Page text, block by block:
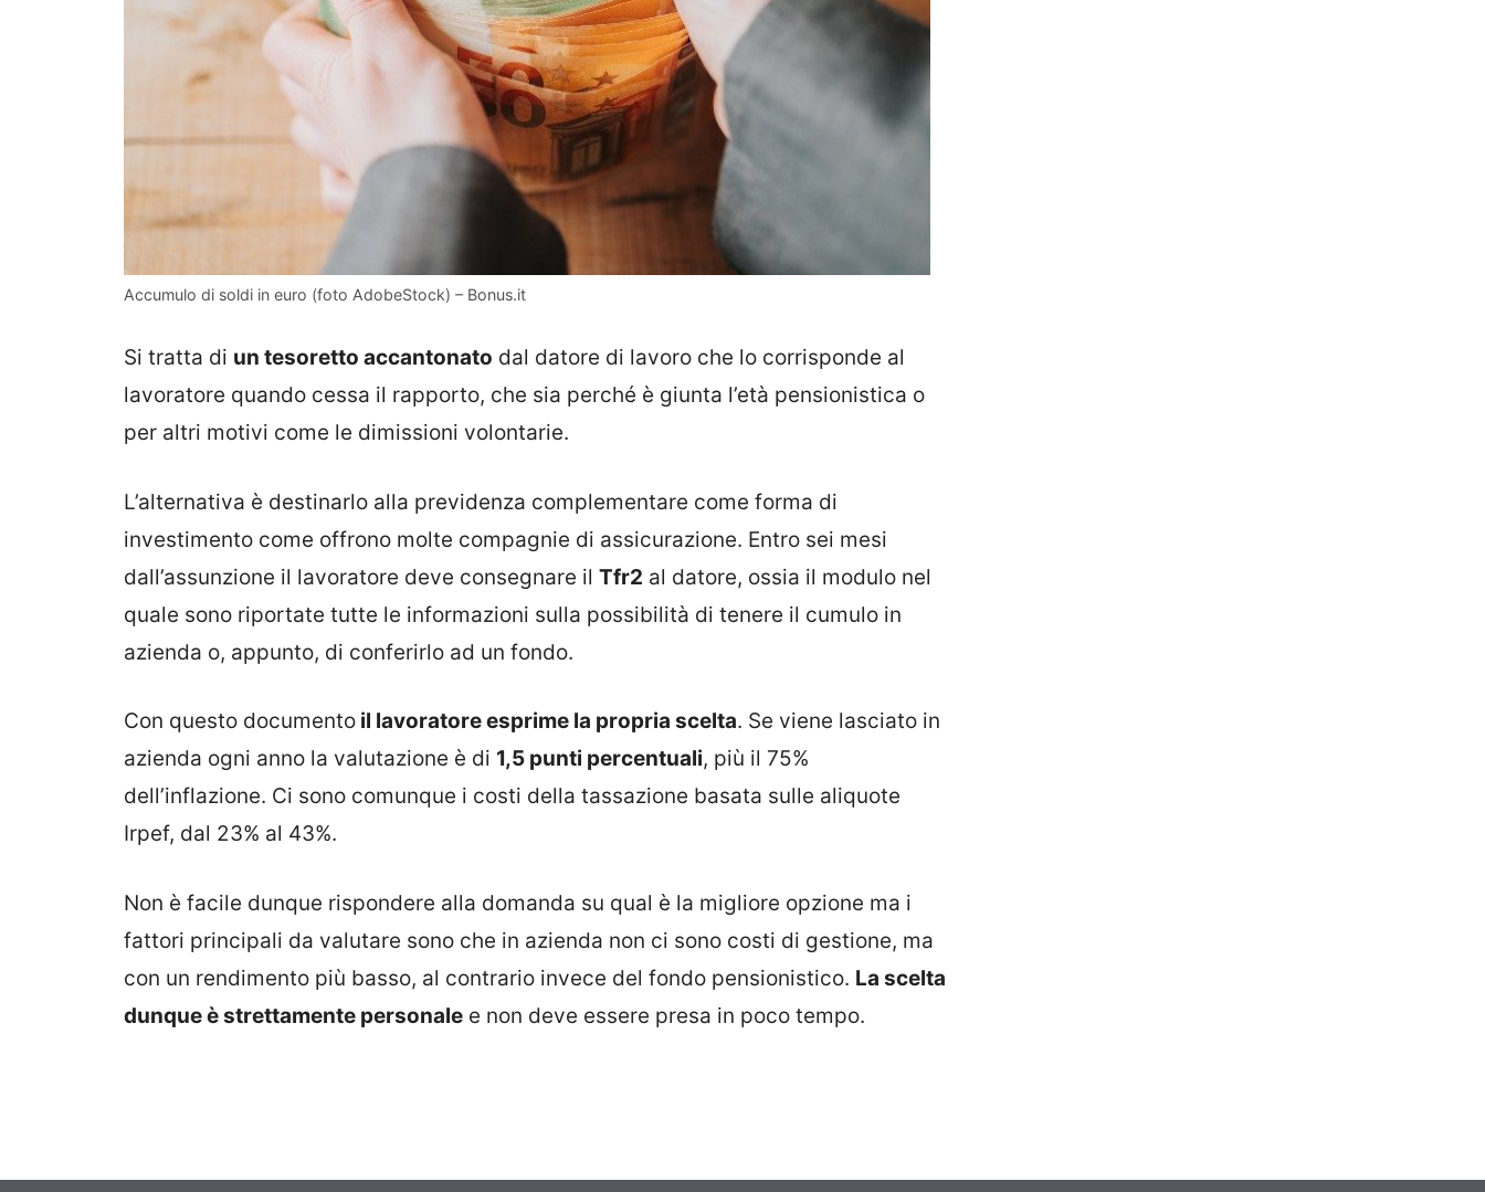
Accumulo di soldi in euro (foto AdobeStock) – Bonus.it
Si tratta di un tesoretto accantonato dal datore di lavoro che lo corrisponde al
lavoratore quando cessa il rapporto, che sia perché è giunta l’età pensionistica o
per altri motivi come le dimissioni volontarie.
L’alternativa è destinarlo alla previdenza complementare come forma di
investimento come offrono molte compagnie di assicurazione. Entro sei mesi
dall’assunzione il lavoratore deve consegnare il Tfr2 al datore, ossia il modulo nel
quale sono riportate tutte le informazioni sulla possibilità di tenere il cumulo in
azienda o, appunto, di conferirlo ad un fondo.
Con questo documento il lavoratore esprime la propria scelta. Se viene lasciato in
azienda ogni anno la valutazione è di 1,5 punti percentuali, più il 75%
dell’inflazione. Ci sono comunque i costi della tassazione basata sulle aliquote
Irpef, dal 23% al 43%.
Non è facile dunque rispondere alla domanda su qual è la migliore opzione ma i
fattori principali da valutare sono che in azienda non ci sono costi di gestione, ma
con un rendimento più basso, al contrario invece del fondo pensionistico. La scelta
dunque è strettamente personale e non deve essere presa in poco tempo.